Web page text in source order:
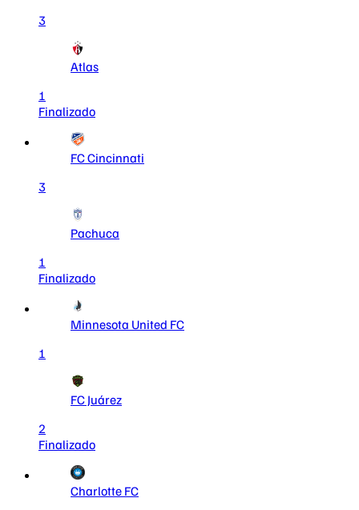
3
Atlas
1
Finalizado
FC Cincinnati
3
Pachuca
1
Finalizado
Minnesota United FC
1
FC Juárez
2
Finalizado
Charlotte FC